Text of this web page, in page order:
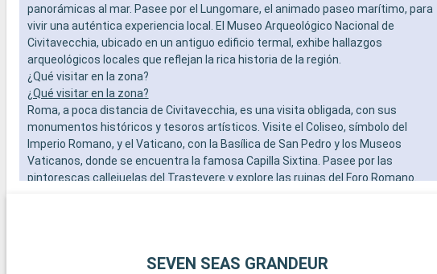
panorámicas al mar. Pasee por el Lungomare, el animado paseo marítimo, para
vivir una auténtica experiencia local. El Museo Arqueológico Nacional de
Civitavecchia, ubicado en un antiguo edificio termal, exhibe hallazgos
arqueológicos locales que reflejan la rica historia de la región.
¿Qué visitar en la zona?
¿Qué visitar en la zona?
Roma, a poca distancia de Civitavecchia, es una visita obligada, con sus
monumentos históricos y tesoros artísticos. Visite el Coliseo, símbolo del
Imperio Romano, y el Vaticano, con la Basílica de San Pedro y los Museos
Vaticanos, donde se encuentra la famosa Capilla Sixtina. Pasee por las
pintorescas callejuelas del Trastevere y explore las ruinas del Foro Romano.
del diseño de los jardines italianos.SEVEN SEAS GRANDEUR